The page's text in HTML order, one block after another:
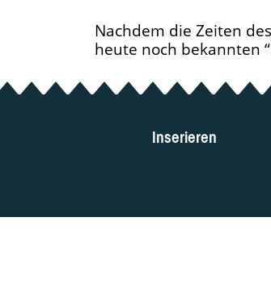
Nachdem die Zeiten
heute noch bekannten
Inserieren